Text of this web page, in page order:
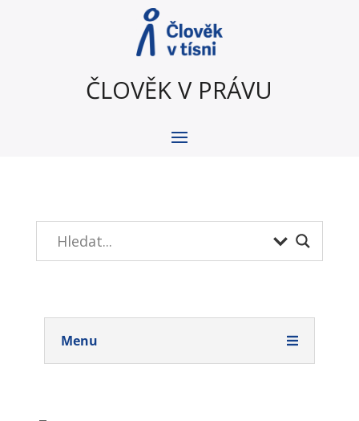
ČLOVĚK V PRÁVU
Menu